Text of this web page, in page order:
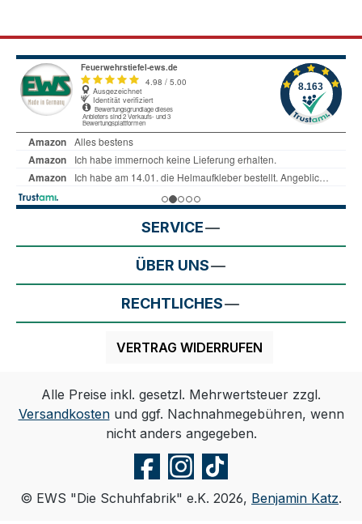
SERVICE
ÜBER UNS
RECHTLICHES
VERTRAG WIDERRUFEN
Alle Preise inkl. gesetzl. Mehrwertsteuer zzgl.
Versandkostenund ggf. Nachnahmegebühren, wenn
nicht anders angegeben.
© EWS "Die Schuhfabrik" e.K. 2026, Benjamin Katz.